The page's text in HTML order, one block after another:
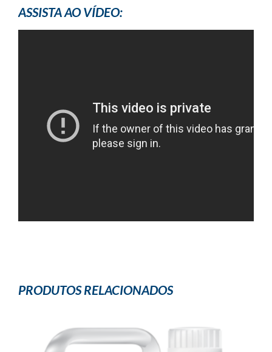
ASSISTA AO VÍDEO:
PRODUTOS RELACIONADOS